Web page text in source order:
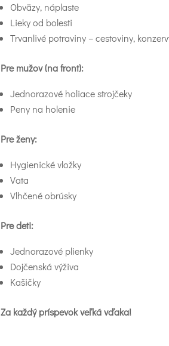
Obväzy, náplaste
Lieky od bolesti
Trvanlivé potraviny – cestoviny,
Pre mužov (na front):
Jednorazové holiace strojčeky
Peny na holenie
Pre ženy:
Hygienické vložky
Vata
Vlhčené obrúsky
Pre deti:
Jednorazové plienky
Dojčenská výživa
Kašičky
Za každý príspevok veľká vďaka!